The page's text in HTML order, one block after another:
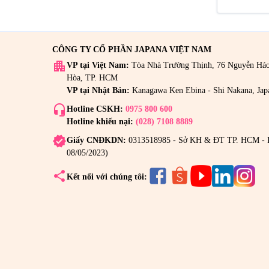
CÔNG TY CỔ PHẦN JAPANA VIỆT NAM
apartment VP tại Việt Nam: Tòa Nhà Trường Thịnh, 76 Nguyễn
Hòa, TP. HCM
VP tại Nhật Bản: Kanagawa Ken Ebina - Shi Nakana,
headset_mic Hotline CSKH: 0975 800 600
Hotline khiếu nại: (028) 7108 8889
verifiedGiấy CNĐKDN: 0313518985 - Sở KH & ĐT TP. HCM -
08/05/2023)
share Kết nối với chúng tôi: